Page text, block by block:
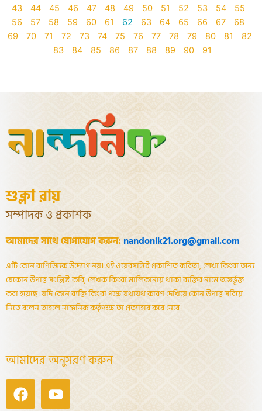
43
44 45 46 47 48 49 50 51 52 53 54
55
56
57 58 59 60 61 62 63 64 65 66 67
68
69
70 71 72 73 74 75 76 77 78 79 80 81
82
83
84 85 86 87 88 89 90 91
শুক্লা রায়
সম্পাদক ও প্রকাশক
আমাদের সাথে যোগাযোগ করুন: nandonik21.org@gmail.com
এটি কোন বাণিজ্যিক উদ্যোগ নয়। এই ওয়েবসাইটে প্রকাশিত কবিতা, লেখা কিংবা অন্য
যেকোন উপাত্ত সংশ্লিষ্ট কবি, লেখক কিংবা মালিকানায় থাকা ব্যক্তির নামে অন্তর্ভূক্ত
করা হয়েছে। যদি কোন ব্যক্তি কিংবা পক্ষ যথাযথ কারণ দেখিয়ে কোন উপাত্ত সরিয়ে
নিতে বলেন তাহলে নান্দনিক কর্তৃপক্ষ তা প্রত্যাহার করে নেবে।
আমাদের অনুসরণ করুন
FacebookYoutube